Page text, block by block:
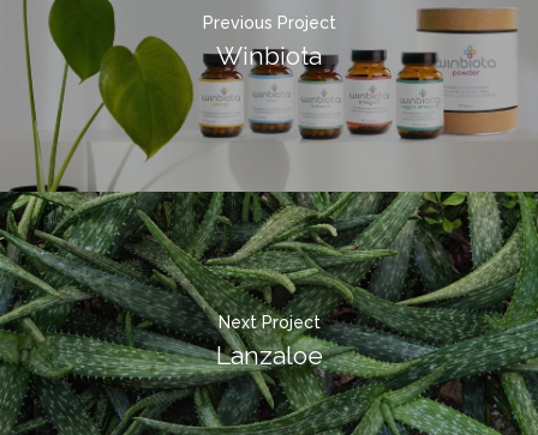
Previous Project
Winbiota
Next Project
Lanzaloe